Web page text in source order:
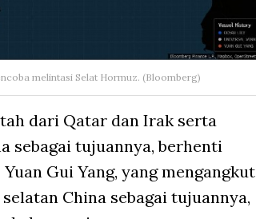
melintasi Selat Hormuz. (Bloomberg)
dari Qatar dan Irak serta
sebagai tujuannya, berhenti
Gui Yang, yang mengangkut
China sebagai tujuannya,